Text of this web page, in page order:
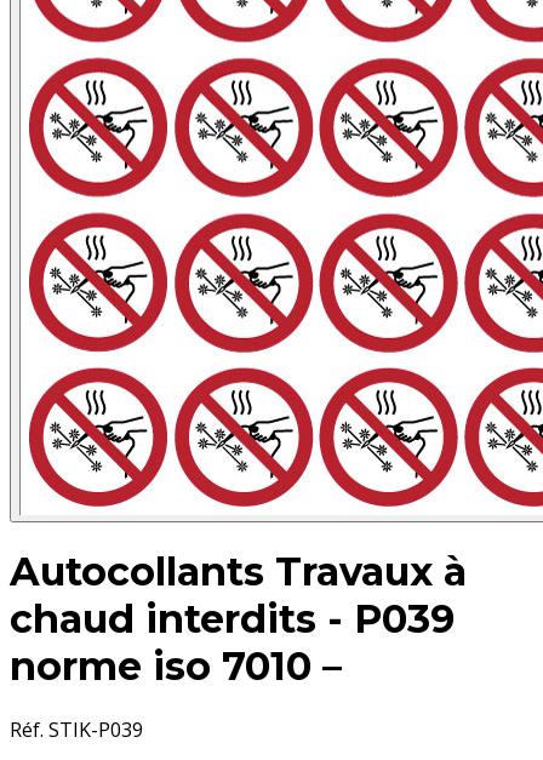
Autocollants Travaux à
chaud interdits - P039
norme iso 7010 –
Réf. STIK-P039